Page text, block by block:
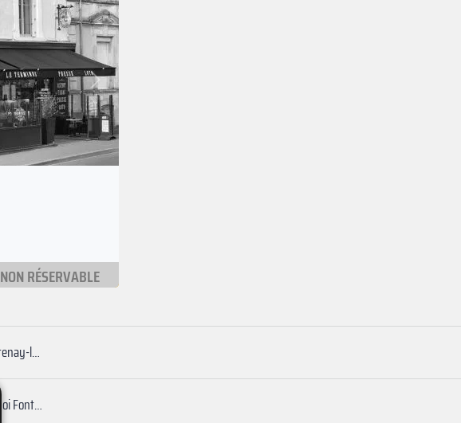
Suivant
NON RÉSERVABLE
Privatiser meilleurs bars à vin Fontenay-le-Comte
Réserver bar pas cher autour de moi Fontenay-le-Comte